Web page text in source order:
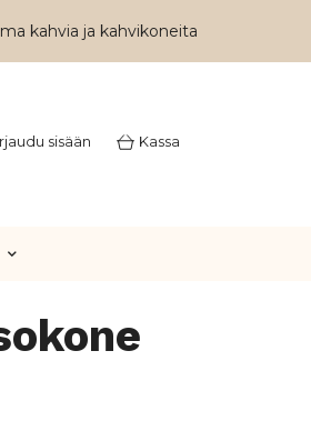
kahvia ja kahvikoneita
sisään Kassa